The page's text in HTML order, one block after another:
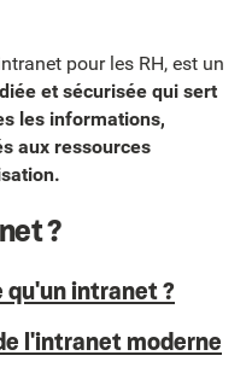
pour les RH, est un
et sécurisée qui sert
les informations,
aux ressources
?
intranet ?
l'intranet moderne